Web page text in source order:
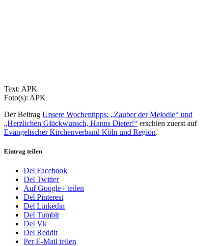
Text: APK
Foto(s): APK
Der Beitrag Unsere Wochentipps: „Zauber der Melodie“ und
„Herzlichen Glückwunsch, Hanns Dieter!“ erschien zuerst auf
Evangelischer Kirchenverband Köln und Region.
Eintrag teilen
Del Facebook
Del Twitter
Auf Google+ teilen
Del Pinterest
Del Linkedin
Del Tumblr
Del Vk
Del Reddit
Per E-Mail teilen